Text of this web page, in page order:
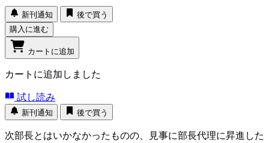
新刊通知
後で買う
購入に進む
カートに追加
カートに追加しました
試し読み
新刊通知 後で買う
次部長とはいかなかったものの、見事に部長代理に昇進した